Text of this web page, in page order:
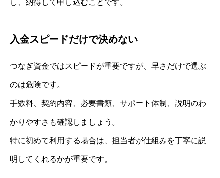
し、納得して申し込むことです。
入金スピードだけで決めない
つなぎ資金ではスピードが重要ですが、早さだけで選ぶ
のは危険です。
手数料、契約内容、必要書類、サポート体制、説明のわ
かりやすさも確認しましょう。
特に初めて利用する場合は、担当者が仕組みを丁寧に説
明してくれるかが重要です。